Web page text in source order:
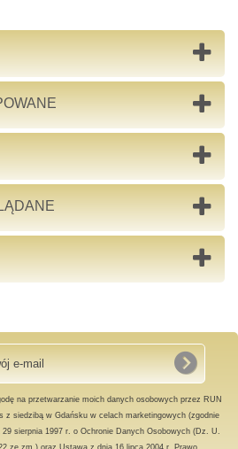
na przetwarzanie moich danych osobowych przez RUN
z siedzibą w Gdańsku w celach marketingowych (zgodnie
sierpnia 1997 r. o Ochronie Danych Osobowych (Dz. U.
ze zm.) oraz Ustawą z dnia 16 lipca 2004 r. Prawo